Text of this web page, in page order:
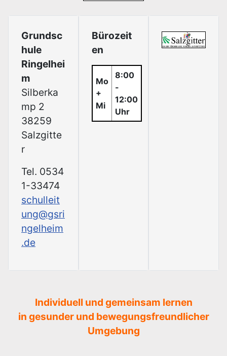
Grundsc
hule
Ringelhei
m
Silberka
mp 2
38259
Salzgitte
r
Tel. 0534
1-33474
schulleit
ung@gsri
ngelheim
.de
Bürozeit
en
Mo
+
Mi
8:00
-
12:00
Uhr
Individuell und gemeinsam lernen
in gesunder und bewegungsfreundlicher
Umgebung